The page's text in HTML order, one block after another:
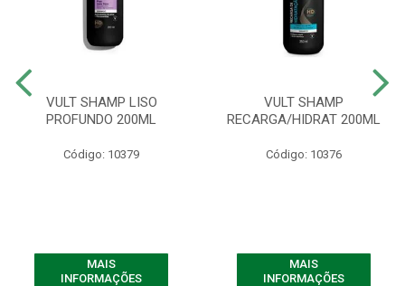
VULT SHAMP LISO
PROFUNDO 200ML
Código: 10379
MAIS
INFORMAÇÕES
VULT SHAMP
RECARGA/HIDRAT 200ML
Código: 10376
MAIS
INFORMAÇÕES